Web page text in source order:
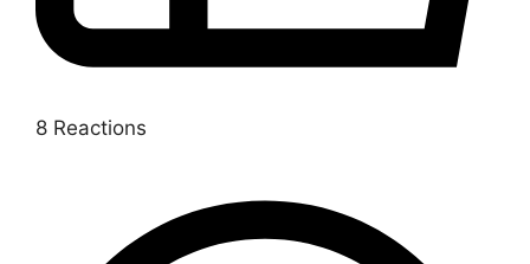
8 Reactions